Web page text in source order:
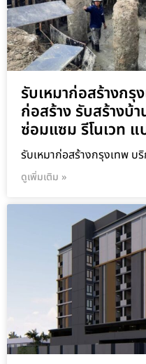
รับเหมาก่อสร้างกรุ
ก่อสร้าง รับสร้างบ้
ซ่อมแซม รีโนเวท
รับเหมาก่อสร้างกรุงเทพ บ
ดูเพิ่มเติม »